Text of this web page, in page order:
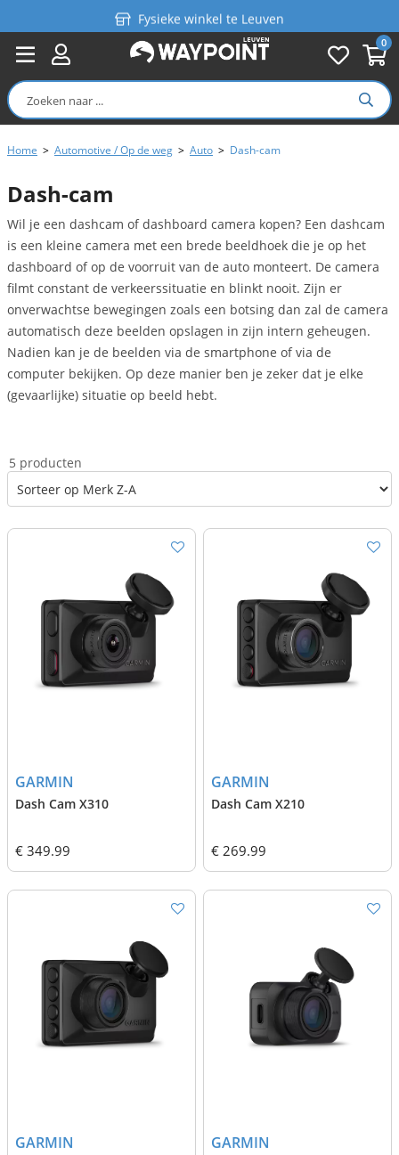
0
Fysieke winkel te Leuven
Persoonlijk advies
Gratis verzending in België vanaf €99
Home > Automotive / Op de weg > Auto > Dash-cam
Dash-cam
Wil je een dashcam of dashboard camera kopen? Een dashcam
is een kleine camera met een brede beeldhoek die je op het
dashboard of op de voorruit van de auto monteert. De camera
filmt constant de verkeerssituatie en blinkt nooit. Zijn er
onverwachtse bewegingen zoals een botsing dan zal de camera
automatisch deze beelden opslagen in zijn intern geheugen.
Nadien kan je de beelden via de smartphone of via de
computer bekijken. Op deze manier ben je zeker dat je elke
(gevaarlijke) situatie op beeld hebt.
5 producten
GARMIN
Dash Cam X310
€ 349.99
GARMIN
Dash Cam X210
€ 269.99
GARMIN GARMIN